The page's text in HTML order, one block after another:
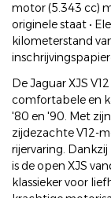
motor (5.343 cc)
originele staat •
kilometerstand
De Jaguar XJS
comfortabele en
'80 en '90. Met
zijdezachte V12-
rijervaring.
is de open XJS
klassieker voor